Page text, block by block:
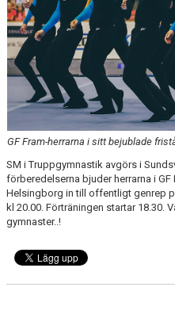
GF Fram-herrarna i sitt bejublade
SM i Truppgymnastik avgörs i
förberedelserna bjuder herrarna i GF
Helsingborg in till offentligt genrep
kl 20.00. Förträningen startar 18.30.
gymnaster..!